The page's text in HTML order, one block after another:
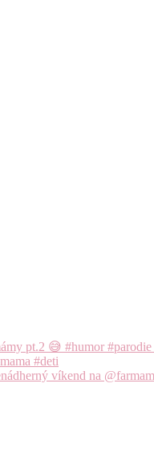
víkend na